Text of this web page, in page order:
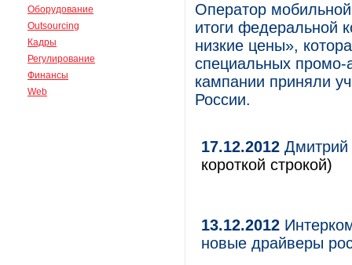
Оборудование
Outsourcing
Кадры
Регулирование
Финансы
Web
Оператор
итоги федеральной
низкие цены»,
специальных промо-
кампании приняли
России.
17.12.2012 Дмитрий
короткой строкой)
13.12.2012
новые драйверы